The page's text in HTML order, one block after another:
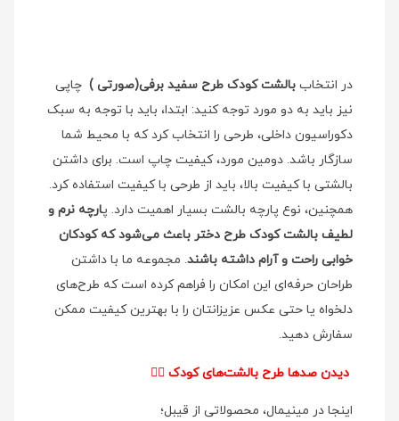
در انتخاب بالشت کودک طرح سفید برفی(صورتی ) چاپی
نیز باید به دو مورد توجه کنید: ابتدا، باید با توجه به سبک
دکوراسیون داخلی، طرحی را انتخاب کرد که با محیط شما
سازگار باشد. دومین مورد، کیفیت چاپ است. برای داشتن
بالشتی با کیفیت بالا، باید از طرحی با کیفیت استفاده کرد.
همچنین، نوع پارچه بالشت بسیار اهمیت دارد. پارچه نرم و
لطیف بالشت کودک طرح دختر باعث می‌شود که کودکان
خوابی راحت و آرام داشته باشند. مجموعه ما با داشتن
طراحان حرفه‌ای این امکان را فراهم کرده است که طرح‌های
دلخواه یا حتی عکس عزیزانتان را با بهترین کیفیت ممکن
سفارش دهید.
دیدن صدها طرح بالشت‌های کودک 👉🏻
اینجا در مینیمال، محصولاتی از قیبل؛